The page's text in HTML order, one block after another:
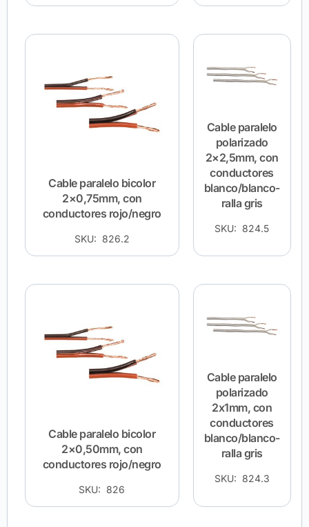
Cable paralelo bicolor
2×0,75mm, con
conductores rojo/negro
SKU: 826.2
Cable paralelo
polarizado
2×2,5mm, con
conductores
blanco/blanco-
ralla gris
SKU: 824.5
Cable paralelo bicolor
2×0,50mm, con
conductores rojo/negro
SKU: 826
Cable paralelo
polarizado
2x1mm, con
conductores
blanco/blanco-
ralla gris
SKU: 824.3